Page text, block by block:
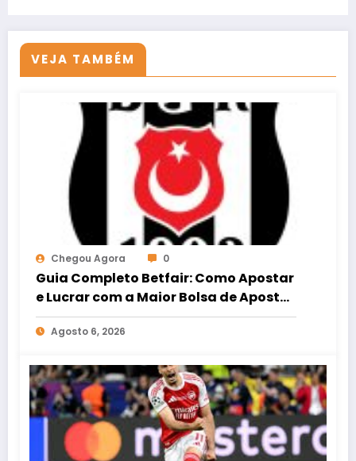
VEJA TAMBÉM
Chegou Agora 0
Guia Completo Betfair: Como Apostar
e Lucrar com a Maior Bolsa de Apostas
do Mundo
Agosto 6, 2026